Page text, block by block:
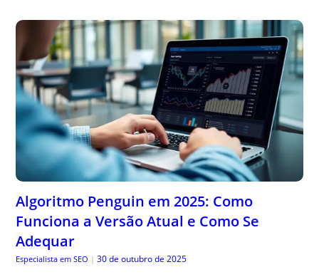
Algoritmo Penguin em 2025: Como
Funciona a Versão Atual e Como Se
Adequar
Especialista em SEO | 30 de outubro de 2025